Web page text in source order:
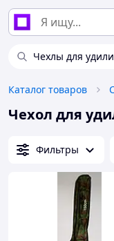
Чехлы для
Каталог товаров
Чехол для
Фильтры